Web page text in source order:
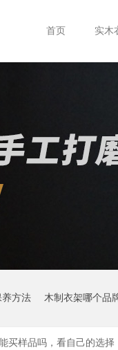
首页 实木
养方法 木制衣架哪个品
买样品吗，看自己的选择